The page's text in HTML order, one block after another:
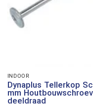
INDOOR
Dynaplus Tellerkop
mm
deeldraad